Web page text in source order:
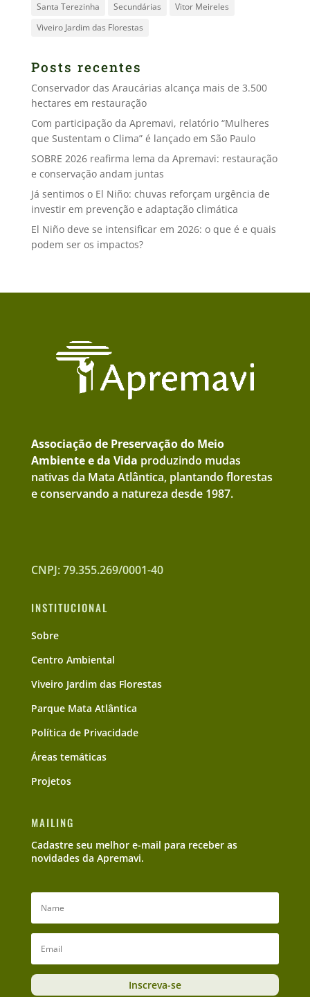
Santa Terezinha
Secundárias
Vitor Meireles
Viveiro Jardim das Florestas
Posts recentes
Conservador das Araucárias alcança mais de 3.500
hectares em restauração
Com participação da Apremavi, relatório “Mulheres
que Sustentam o Clima” é lançado em São Paulo
SOBRE 2026 reafirma lema da Apremavi: restauração
e conservação andam juntas
Já sentimos o El Niño: chuvas reforçam urgência de
investir em prevenção e adaptação climática
El Niño deve se intensificar em 2026: o que é e quais
podem ser os impactos?
Associação de Preservação do Meio
Ambiente e da Vida produzindo mudas
nativas da Mata Atlântica, plantando florestas
e conservando a natureza desde 1987.
CNPJ: 79.355.269/0001-40
INSTITUCIONAL
Sobre
Centro Ambiental
Viveiro Jardim das Florestas
Parque Mata Atlântica
Política de Privacidade
Áreas temáticas
Projetos
MAILING
Cadastre seu melhor e-mail para receber as
novidades da Apremavi.
Inscreva-se